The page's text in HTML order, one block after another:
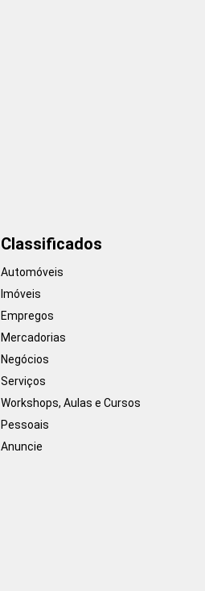
Classificados
Automóveis
Imóveis
Empregos
Mercadorias
Negócios
Serviços
Workshops, Aulas e Cursos
Pessoais
Anuncie